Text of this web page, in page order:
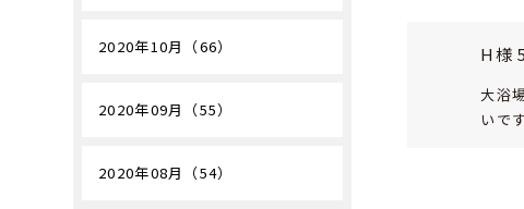
H様
大浴
いで
2020年10月（66）
2020年09月（55）
2020年08月（54）